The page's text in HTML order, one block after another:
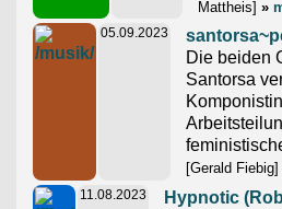
Mattheis] »
05.09.2023
Die beiden
Santorsa
[Gerald Fiebig]
11.08.2023
Hypnotic